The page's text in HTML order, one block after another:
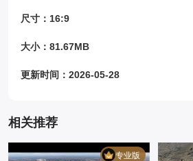
尺寸：16:9
大小：81.67MB
更新时间：2026-05-28
相关推荐
专业版